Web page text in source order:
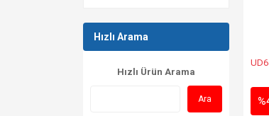
Hızlı Arama
Hızlı Ürün Arama
Ara